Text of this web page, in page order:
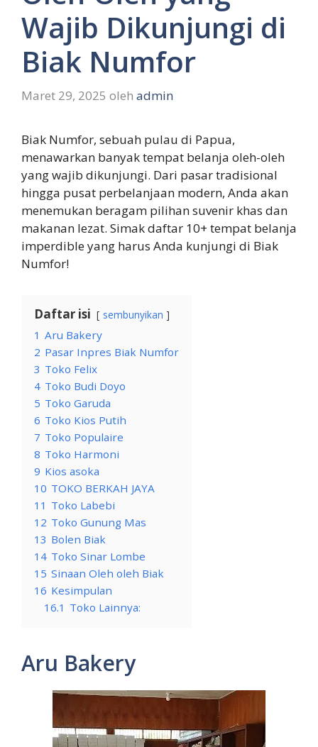
Wajib Dikunjungi di
Biak Numfor
Maret 29, 2025 oleh admin
Biak Numfor, sebuah pulau di Papua,
menawarkan banyak tempat belanja oleh-oleh
yang wajib dikunjungi. Dari pasar tradisional
hingga pusat perbelanjaan modern, Anda akan
menemukan beragam pilihan suvenir khas dan
makanan lezat. Simak daftar 10+ tempat belanja
imperdible yang harus Anda kunjungi di Biak
Numfor!
Daftar isi sembunyikan
1 Aru Bakery
2 Pasar Inpres Biak Numfor
3 Toko Felix
4 Toko Budi Doyo
5 Toko Garuda
6 Toko Kios Putih
7 Toko Populaire
8 Toko Harmoni
9 Kios asoka
10 TOKO BERKAH JAYA
11 Toko Labebi
12 Toko Gunung Mas
13 Bolen Biak
14 Toko Sinar Lombe
15 Sinaan Oleh oleh Biak
16 Kesimpulan
16.1 Toko Lainnya:
Aru Bakery